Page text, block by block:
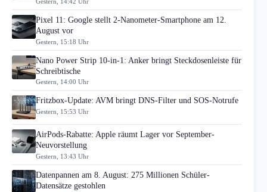
Gestern, 14:42 Uhr
Pixel 11: Google stellt 2-Nanometer-Smartphone am 12.
August vor
Gestern, 15:18 Uhr
Nano Power Strip 10-in-1: Anker bringt Steckdosenleiste für
Schreibtische
Gestern, 14:00 Uhr
Fritzbox-Update: AVM bringt DNS-Filter und SOS-Notrufe
Gestern, 15:53 Uhr
AirPods-Rabatte: Apple räumt Lager vor September-
Neuvorstellung
Gestern, 13:43 Uhr
Datenpannen am 8. August: 275 Millionen Schüler-
Datensätze gestohlen